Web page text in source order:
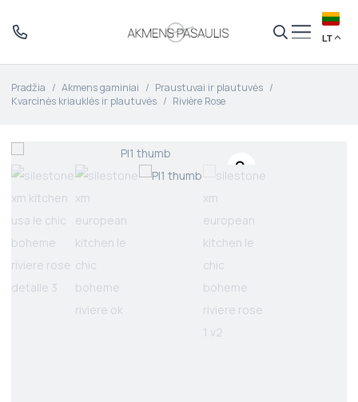
LT
Pradžia / Akmens gaminiai / Praustuvai ir plautuvės /
Kvarcinės kriauklės ir plautuvės / Rivière Rose